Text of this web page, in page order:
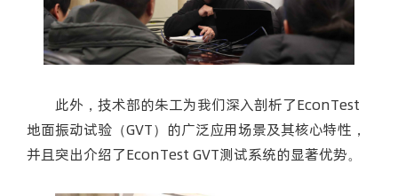
此外，技术部的朱工为我们深入剖析了EconTest
地面振动试验（GVT）的广泛应用场景及其核心特性，
并且突出介绍了EconTest GVT测试系统的显著优势。